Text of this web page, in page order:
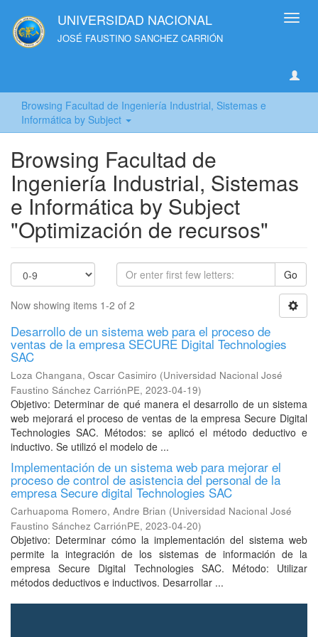
UNIVERSIDAD NACIONAL
JOSÉ FAUSTINO SANCHEZ CARRIÓN
Browsing Facultad de Ingeniería Industrial, Sistemas e
Informática by Subject
Browsing Facultad de
Ingeniería Industrial, Sistemas
e Informática by Subject
"Optimización de recursos"
Go
Now showing items 1-2 of 2
Desarrollo de un sistema web para el proceso de
ventas de la empresa SECURE Digital Technologies
SAC
Loza Changana, Oscar Casimiro (Universidad Nacional José
Faustino Sánchez CarriónPE, 2023-04-19)
Objetivo: Determinar de qué manera el desarrollo de un sistema
web mejorará el proceso de ventas de la empresa Secure Digital
Technologies SAC. Métodos: se aplicó el método deductivo e
inductivo. Se utilizó el modelo de ...
Implementación de un sistema web para mejorar el
proceso de control de asistencia del personal de la
empresa Secure digital Technologies SAC
Carhuapoma Romero, Andre Brian (Universidad Nacional José
Faustino Sánchez CarriónPE, 2023-04-20)
Objetivo: Determinar cómo la implementación del sistema web
permite la integración de los sistemas de información de la
empresa Secure Digital Technologies SAC. Método: Utilizar
métodos deductivos e inductivos. Desarrollar ...